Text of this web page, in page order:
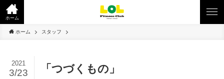
ホーム
ホーム スタッフ
「つづくもの」
2021
3/23